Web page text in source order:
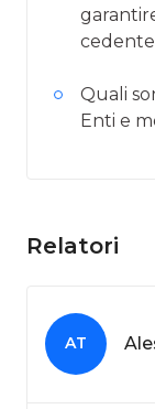
Quali
Enti e
Relatori
AT